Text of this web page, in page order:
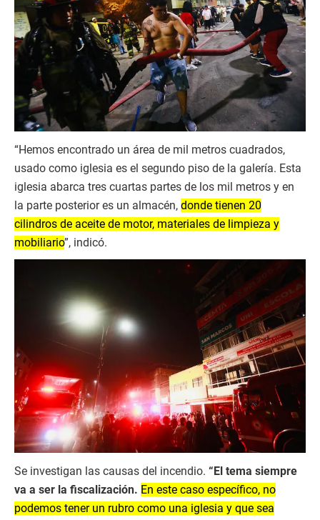
“Hemos encontrado un área de mil metros cuadrados,
usado como iglesia es el segundo piso de la galería. Esta
iglesia abarca tres cuartas partes de los mil metros y en
la parte posterior es un almacén, donde tienen 20
cilindros de aceite de motor, materiales de limpieza y
mobiliario”, indicó.
Se investigan las causas del incendio. “El tema siempre
va a ser la fiscalización. En este caso específico, no
podemos tener un rubro como una iglesia y que sea